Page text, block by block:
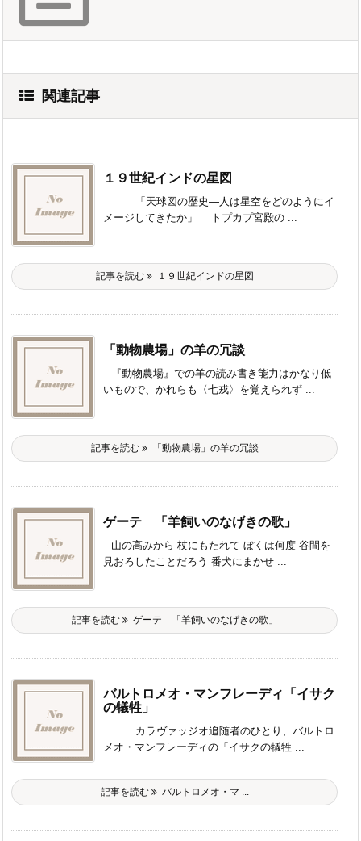
関連記事
１９世紀インドの星図
「天球図の歴史―人は星空をどのようにイ
メージしてきたか」 トプカプ宮殿の ...
記事を読む １９世紀インドの星図
「動物農場」の羊の冗談
『動物農場』での羊の読み書き能力はかなり低
いもので、かれらも〈七戎〉を覚えられず ...
記事を読む 「動物農場」の羊の冗談
ゲーテ 「羊飼いのなげきの歌」
山の高みから 杖にもたれて ぼくは何度 谷間を
見おろしたことだろう 番犬にまかせ ...
記事を読む ゲーテ 「羊飼いのなげきの歌」
バルトロメオ・マンフレーディ「イサク
の犠牲」
カラヴァッジオ追随者のひとり、バルトロ
メオ・マンフレーディの「イサクの犠牲 ...
記事を読む バルトロメオ・マ ...